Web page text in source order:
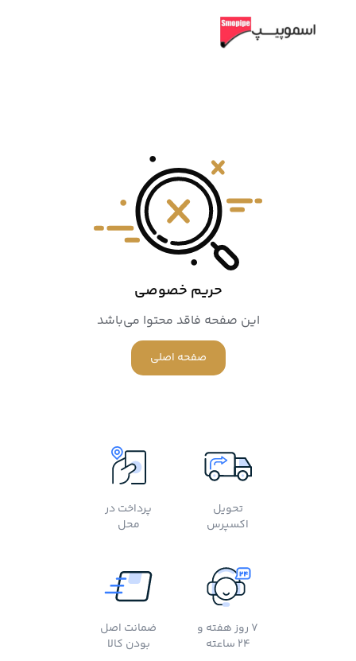
حریم خصوصی
این صفحه فاقد محتوا می‌باشد
صفحه اصلی
تحویل
اکسپرس
پرداخت در
محل
7 روز هفته و
24 ساعته
ضمانت اصل
بودن کالا